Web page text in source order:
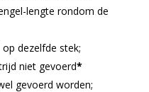
lengte rondom de
dezelfde stek;
niet gevoerd*
gevoerd worden;